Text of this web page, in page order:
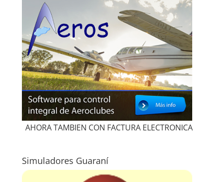
AHORA TAMBIEN CON FACTURA ELECTRONICA
Simuladores Guaraní